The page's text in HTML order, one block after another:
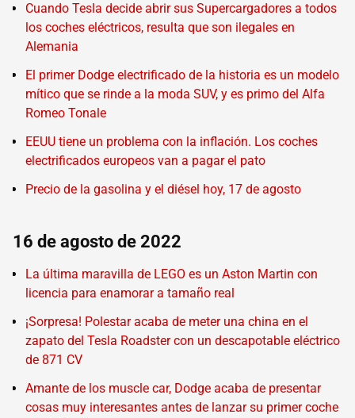
Cuando Tesla decide abrir sus Supercargadores a todos
los coches eléctricos, resulta que son ilegales en
Alemania
El primer Dodge electrificado de la historia es un modelo
mítico que se rinde a la moda SUV, y es primo del Alfa
Romeo Tonale
EEUU tiene un problema con la inflación. Los coches
electrificados europeos van a pagar el pato
Precio de la gasolina y el diésel hoy, 17 de agosto
16 de agosto de 2022
La última maravilla de LEGO es un Aston Martin con
licencia para enamorar a tamaño real
¡Sorpresa! Polestar acaba de meter una china en el
zapato del Tesla Roadster con un descapotable eléctrico
de 871 CV
Amante de los muscle car, Dodge acaba de presentar
cosas muy interesantes antes de lanzar su primer coche